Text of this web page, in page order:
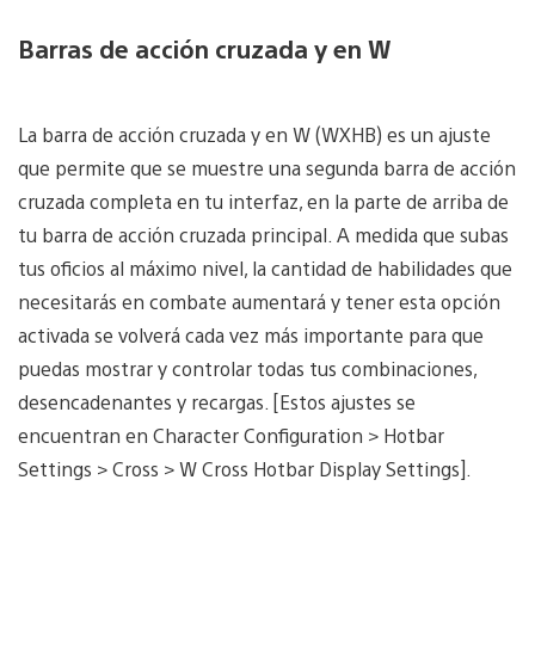
Barras de acción cruzada y en W
La barra de acción cruzada y en W (WXHB) es un ajuste
que permite que se muestre una segunda barra de acción
cruzada completa en tu interfaz, en la parte de arriba de
tu barra de acción cruzada principal. A medida que subas
tus oficios al máximo nivel, la cantidad de habilidades que
necesitarás en combate aumentará y tener esta opción
activada se volverá cada vez más importante para que
puedas mostrar y controlar todas tus combinaciones,
desencadenantes y recargas. [Estos ajustes se
encuentran en Character Configuration > Hotbar
Settings > Cross > W Cross Hotbar Display Settings].